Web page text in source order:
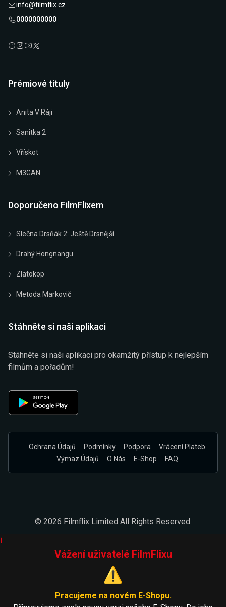
info@filmflix.cz
0000000000
Prémiové tituly
Anita V Ráji
Sanitka 2
Vřískot
M3GAN
Doporučeno FilmFlixem
Slečna Drsňák 2: Ještě Drsnější
Drahý Hongnangu
Zlatokop
Metoda Markovič
Stáhněte si naši aplikaci
Stáhněte si naši aplikaci pro okamžitý přístup k nejlepším
filmům a pořadům!
Ochrana Údajů Podmínky Podpora
Vrácení Plateb
Výmaz Údajů
O Nás E-Shop FAQ
© 2026 Filmflix Limited All Rights Reserved.
i
Vážení uživatelé FilmFlixu
⚠️
Pracujeme na novém E-Shopu.